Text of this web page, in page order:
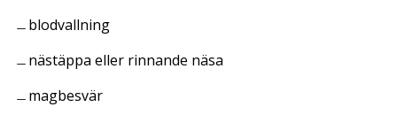
blodvallning
nästäppa eller rinnande näsa
magbesvär